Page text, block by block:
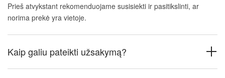
Prieš atvykstant rekomenduojame susisiekti ir pasitikslinti, ar
norima prekė yra vietoje.
Kaip galiu pateikti užsakymą?